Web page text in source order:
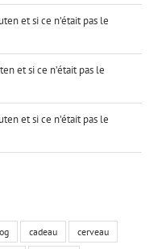
et si ce n’était pas le
et si ce n’était pas le
et si ce n’était pas le
cadeau cerveau